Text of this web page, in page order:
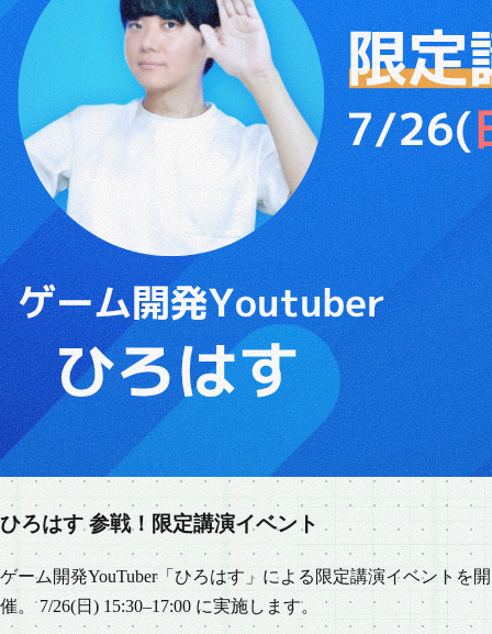
ひろはす 参戦！限定講演イベント
ゲーム開発YouTuber「ひろはす」による限定講演イベントを開
催。 7/26(日) 15:30–17:00 に実施します。